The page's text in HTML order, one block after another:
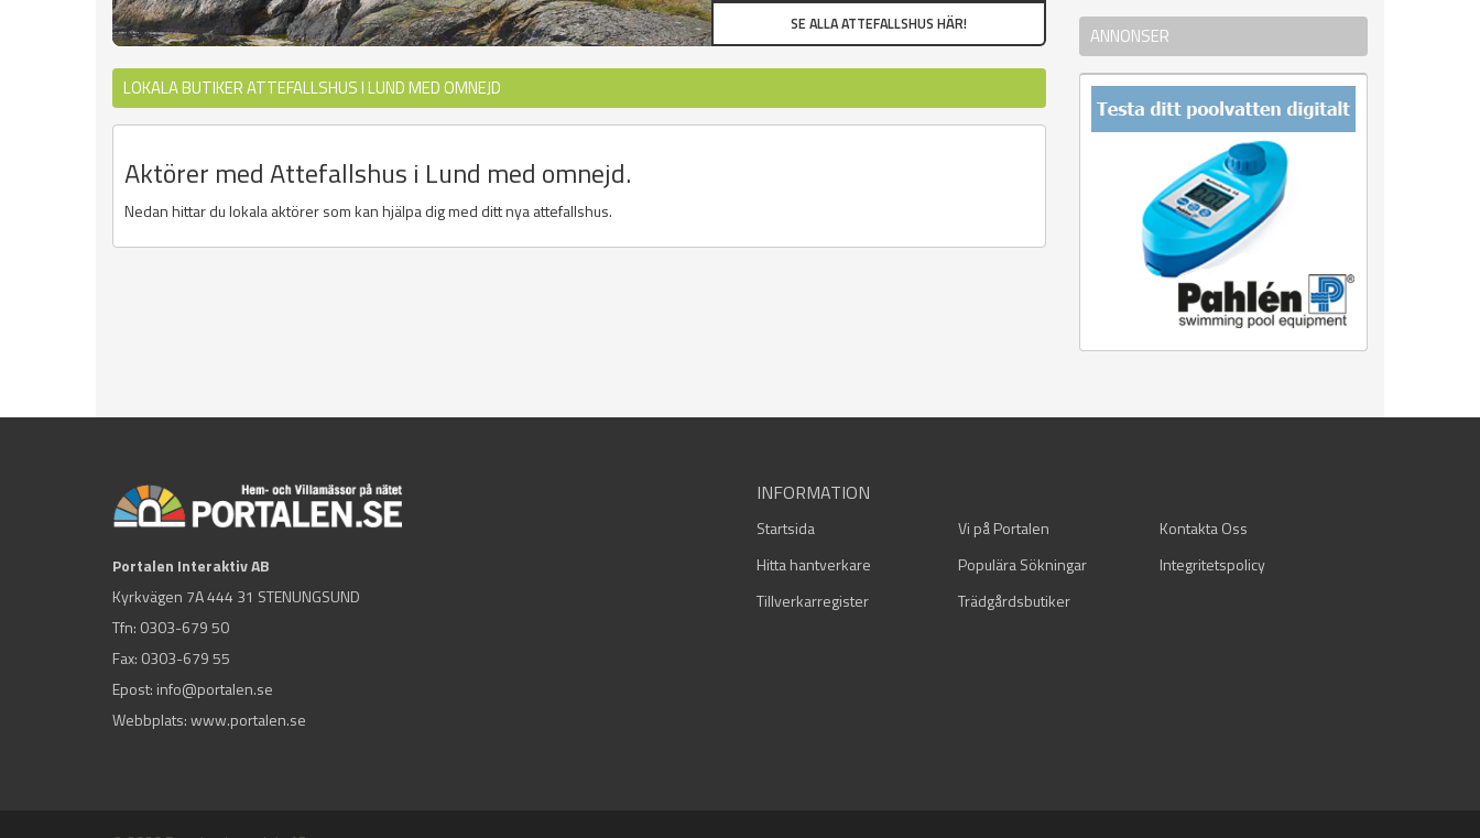
SE ALLA ATTEFALLSHUS HÄR!
LOKALA BUTIKER ATTEFALLSHUS I LUND MED OMNEJD
Aktörer med Attefallshus i Lund med omnejd.
Nedan hittar du lokala aktörer som kan hjälpa dig med ditt nya attefallshus.
ANNONSER
Portalen Interaktiv AB
Kyrkvägen 7A 444 31 STENUNGSUND
Tfn: 0303-679 50
Fax: 0303-679 55
Epost: info@portalen.se
Webbplats: www.portalen.se
INFORMATION
Startsida Vi på Portalen
Kontakta Oss
Hitta hantverkare
Populära Sökningar
Integritetspolicy
Tillverkarregister
Trädgårdsbutiker